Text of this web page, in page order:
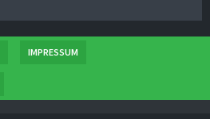
IMPRESSUM